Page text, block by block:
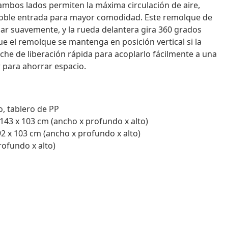
lados permiten la máxima circulación de aire,
entrada para mayor comodidad. Este remolque de
suavemente, y la rueda delantera gira 360 grados
el remolque se mantenga en posición vertical si la
de liberación rápida para acoplarlo fácilmente a una
ahorrar espacio.
tablero de PP
x 103 cm (ancho x profundo x alto)
x 103 cm (ancho x profundo x alto)
x alto)